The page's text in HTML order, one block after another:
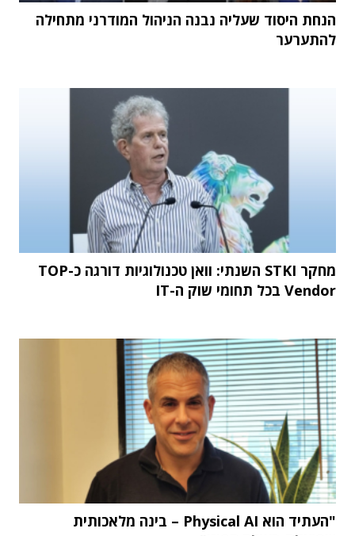
הנחת היסוד שעליה נבנה הניהול המודרני מתחילה
להתערער
מחקר STKI השנתי: וואן טכנולוגיות דורגה כ-TOP
Vendor בכל תחומי שוק ה-IT
"העתיד הוא Physical AI – בינה מלאכותית